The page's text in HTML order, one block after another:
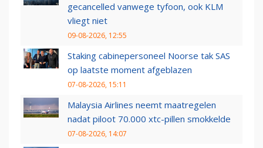
gecancelled vanwege tyfoon, ook KLM
vliegt niet
09-08-2026, 12:55
Staking cabinepersoneel Noorse tak SAS
op laatste moment afgeblazen
07-08-2026, 15:11
Malaysia Airlines neemt maatregelen
nadat piloot 70.000 xtc-pillen smokkelde
07-08-2026, 14:07